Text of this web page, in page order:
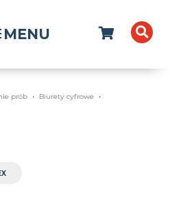
MENU
prób
Biurety cyfrowe